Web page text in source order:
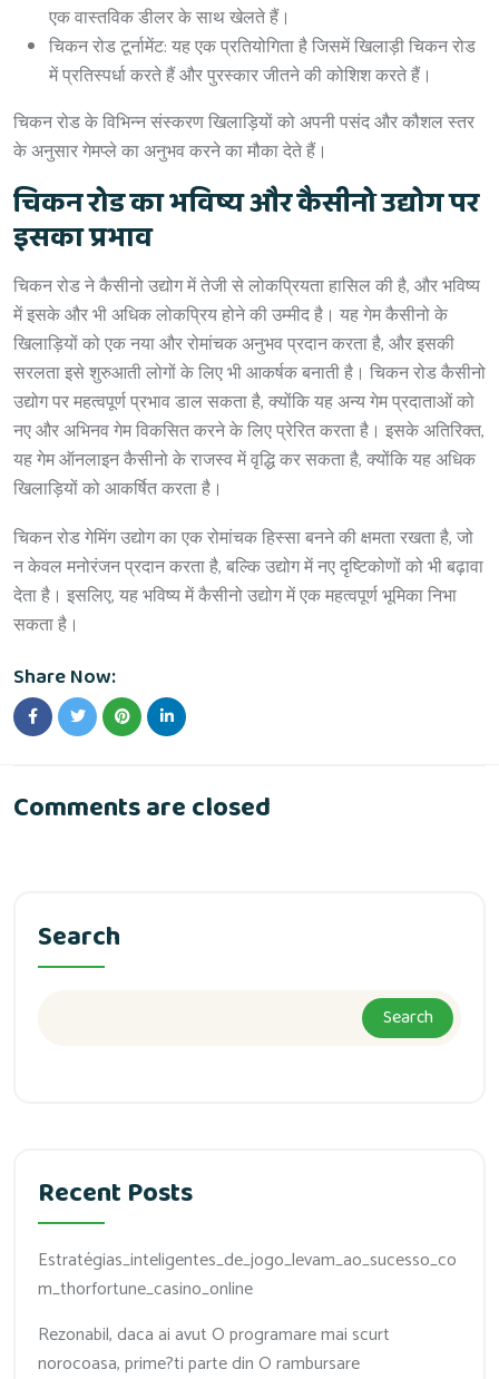
एक वास्तविक डीलर के साथ खेलते हैं।
चिकन रोड टूर्नामेंट: यह एक प्रतियोगिता है जिसमें खिलाड़ी चिकन रोड
में प्रतिस्पर्धा करते हैं और पुरस्कार जीतने की कोशिश करते हैं।
चिकन रोड के विभिन्न संस्करण खिलाड़ियों को अपनी पसंद और कौशल स्तर
के अनुसार गेमप्ले का अनुभव करने का मौका देते हैं।
चिकन रोड का भविष्य और कैसीनो उद्योग पर
इसका प्रभाव
चिकन रोड ने कैसीनो उद्योग में तेजी से लोकप्रियता हासिल की है, और भविष्य
में इसके और भी अधिक लोकप्रिय होने की उम्मीद है। यह गेम कैसीनो के
खिलाड़ियों को एक नया और रोमांचक अनुभव प्रदान करता है, और इसकी
सरलता इसे शुरुआती लोगों के लिए भी आकर्षक बनाती है। चिकन रोड कैसीनो
उद्योग पर महत्वपूर्ण प्रभाव डाल सकता है, क्योंकि यह अन्य गेम प्रदाताओं को
नए और अभिनव गेम विकसित करने के लिए प्रेरित करता है। इसके अतिरिक्त,
यह गेम ऑनलाइन कैसीनो के राजस्व में वृद्धि कर सकता है, क्योंकि यह अधिक
खिलाड़ियों को आकर्षित करता है।
चिकन रोड गेमिंग उद्योग का एक रोमांचक हिस्सा बनने की क्षमता रखता है, जो
न केवल मनोरंजन प्रदान करता है, बल्कि उद्योग में नए दृष्टिकोणों को भी बढ़ावा
देता है। इसलिए, यह भविष्य में कैसीनो उद्योग में एक महत्वपूर्ण भूमिका निभा
सकता है।
Share Now:
Comments are closed
Search
Search
Recent Posts
Estratégias_inteligentes_de_jogo_levam_ao_sucesso_co
m_thorfortune_casino_online
Rezonabil, daca ai avut O programare mai scurt
norocoasa, prime?ti parte din O rambursare